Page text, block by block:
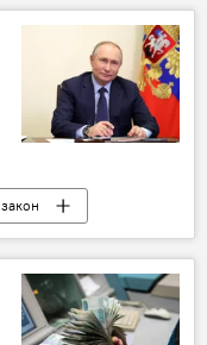
закон